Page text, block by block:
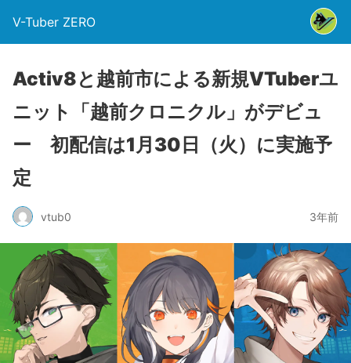
V-Tuber ZERO
Activ8と越前市による新規VTuberユ
ニット「越前クロニクル」がデビュ
ー 初配信は1月30日（火）に実施予
定
vtub0 3年前